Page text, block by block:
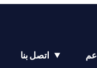
اتصل بنا